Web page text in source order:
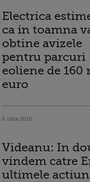
Electrica
ca in toamna
obtine avizele
pentru parcuri
eoliene de 160
euro
6 iulie 2010
Videanu: In
vindem catre
ultimele